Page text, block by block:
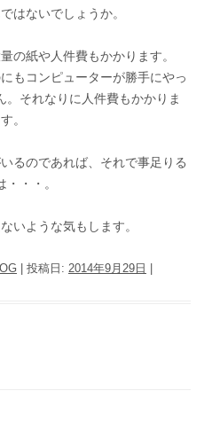
はないでしょうか。
の紙や人件費もかかります。
もコンピューターが勝手にやっ
。それなりに人件費もかかりま
す。
るのであれば、それで事足りる
・・・。
いような気もします。
| 投稿日: 2014年9月29日